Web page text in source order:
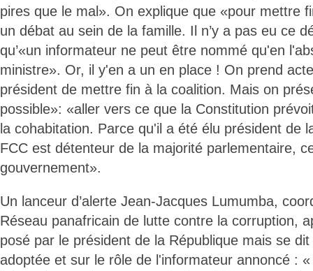
pires que le mal». On explique que «pour mettre
un débat au sein de la famille. Il n’y a pas eu ce
qu’«un informateur ne peut être nommé qu'en
ministre». Or, il y'en a un en place ! On prend
président de mettre fin à la coalition. Mais on
possible»: «aller vers ce que la Constitution
la cohabitation. Parce qu'il a été élu président de
FCC est détenteur de la majorité parlementaire,
gouvernement».
Un lanceur d’alerte Jean-Jacques Lumumba,
Réseau panafricain de lutte contre la corruption,
posé par le président de la République mais se
adoptée et sur le rôle de l'informateur annoncé :